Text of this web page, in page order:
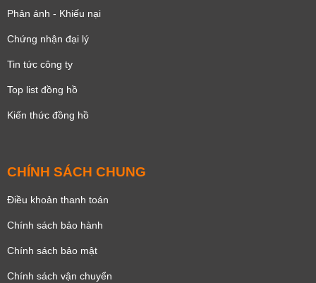
Phản ánh - Khiếu nại
Chứng nhận đại lý
Tin tức công ty
Top list đồng hồ
Kiến thức đồng hồ
CHÍNH SÁCH CHUNG
Điều khoản thanh toán
Chính sách bảo hành
Chính sách bảo mật
Chính sách vận chuyển